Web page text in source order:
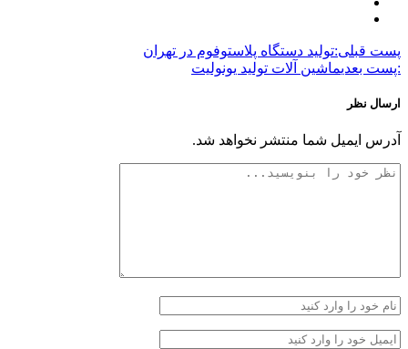
پست قبلی:تولید دستگاه پلاستوفوم در تهران
:پست بعدیماشین آلات تولید یونولیت
ارسال نظر
آدرس ایمیل شما منتشر نخواهد شد.